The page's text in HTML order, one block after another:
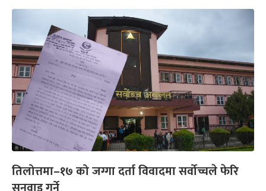
तिलोत्तमा–१७ को जग्गा दर्ता विवादमा सर्वोच्चले फेरि